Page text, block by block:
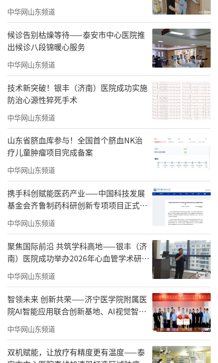
中华网山东频道
候诊告别枯燥等待——泰安市中心医院推
出候诊八段锦暖心服务
中华网山东频道
技术新突破！银丰（济南）医院成功实施
防治心源性猝死手术
中华网山东频道
山东省脐血库参与！全国首个脐血NK治
疗儿童肿瘤项目完成备案
中华网山东频道
携手科创赋能医药产业——中国科技发展
基金会齐鲁制药科研创新专项项目正式启
动
中华网山东频道
聚焦国际前沿 共筑学科高地——银丰（济
南）医院成功举办2026年心血管学术研讨
会
中华网山东频道
智领未来 创新共荣——济宁医学院附属医
院AI智能应用联合创新基地、AI视觉智能
医疗物资管理仓正式揭牌
中华网山东频道
双机赋能，让放疗有精度更有温度——泰